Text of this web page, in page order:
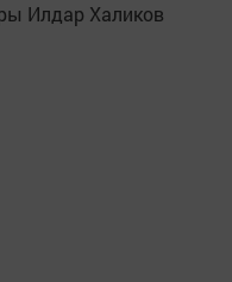
Илдар Халиков